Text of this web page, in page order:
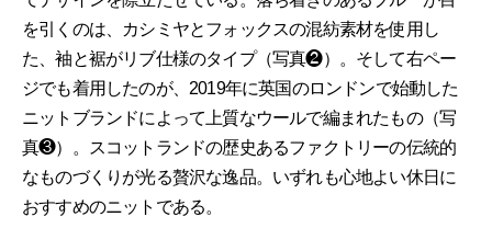
を引くのは、カシミヤとフォックスの混紡素材を使用し
た、袖と裾がリブ仕様のタイプ（写真❷）。そして右ペー
ジでも着用したのが、2019年に英国のロンドンで始動した
ニットブランドによって上質なウールで編まれたもの（写
真❸）。スコットランドの歴史あるファクトリーの伝統的
なものづくりが光る贅沢な逸品。いずれも心地よい休日に
おすすめのニットである。